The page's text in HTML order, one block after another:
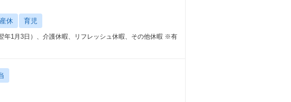
産休 育児
年1月3日）、介護休暇、リフレッシュ休暇、その他休暇 ※有